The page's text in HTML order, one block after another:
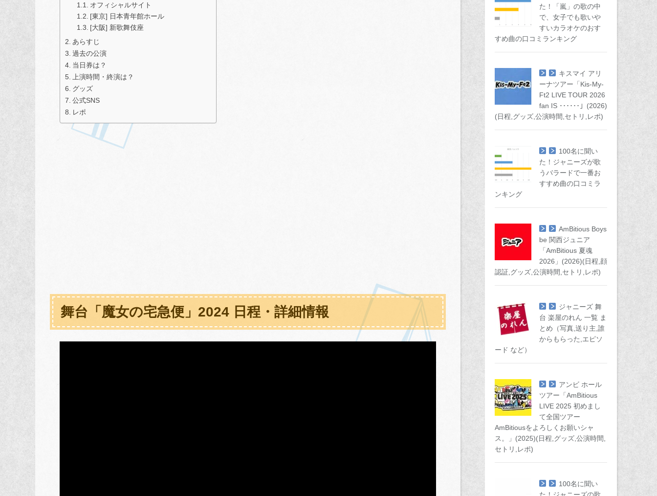
オフィシャルサイト
[東京] 日本青年館ホール
[大阪] 新歌舞伎座
あらすじ
過去の公演
当日券は？
上演時間・終演は？
グッズ
公式SNS
レポ
舞台「魔女の宅急便」2024 日程・詳細情報
た！「嵐」の歌の中
で、女子でも歌いや
すいカラオケのおす
すめ曲の口コミランキング
キスマイ アリ
ーナツアー「Kis-My-
Ft2 LIVE TOUR 2026
fan IS ･･････」(2026)
(日程,グッズ,公演時間,セトリ,レポ)
100名に聞い
た！ジャニーズが歌
うバラードで一番お
すすめ曲の口コミラ
ンキング
AmBitious Boys
be 関西ジュニア
「AmBitious 夏魂
2026」(2026)(日程,顔
認証,グッズ,公演時間,セトリ,レポ)
ジャニーズ 舞
台 楽屋のれん 一覧 ま
とめ（写真,送り主,誰
からもらった,エピソ
ード など）
アンビ ホール
ツアー「AmBitious
LIVE 2025 初めまし
て全国ツアー
AmBitiousをよろしくお願いシャ
ス。」(2025)(日程,グッズ,公演時間,
セトリ,レポ)
100名に聞い